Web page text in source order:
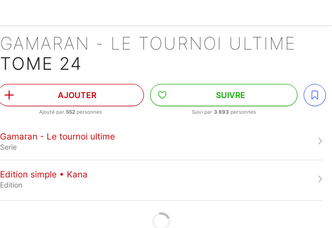
GAMARAN - LE TOURNOI ULTIME
TOME 24
AJOUTER
Ajouté par552 personnes
SUIVRE
Suivi par3 893 personnes
Gamaran - Le tournoi ultime
Serie
Edition simple • Kana
Edition